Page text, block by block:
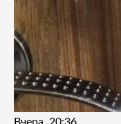
Вчера, 20:36